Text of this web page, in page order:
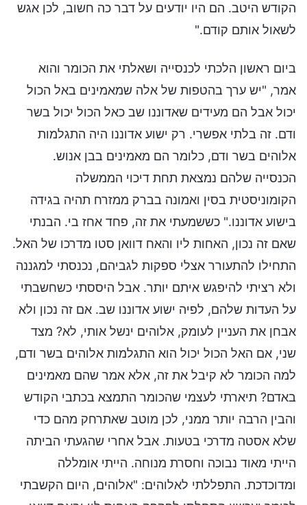
הקודש היטב. הם היו יודעים על דבר כה חשוב, לכן אגש
לשאול אותם קודם."
ביום ראשון הלכתי לכנסייה ושאלתי את הכומר והוא
אמר, "יש ערך בהטפות של אלה שמאמינים באל הכול
יכול אבל הם מעידים שאדוננו שב כאל הכול יכול בשר
ודם. זה בלתי אפשרי. רק ישוע אדוננו היה התגלמות
אלוהים בשר ודם, כלומר הם מאמינים בבן אנוש.
הכנסייה שלהם נמצאת תחת דיכוי הממשלה
הקומוניסטית בסין ואמונה בברק ממזרח תהיה בגידה
בישוע אדוננו." כששמעתי את זה, פחד אחז בי. הבנתי
שאם זה נכון, האחות ליו והאח דוואן סטו מדרכו של האל.
התחילו להתעורר אצלי ספקות לגביהם, נכנסתי למגננה
ולא רציתי להיפגש איתם יותר. אבל היססתי כשחשבתי
על העדות שלהם, לפיה ישוע אדוננו שב. אם זה נכון ולא
אבחן את העניין לעומק, אלוהים ינשל אותי, לא? מצד
שני, אם האל הכול יכול הוא התגלמות אלוהים בשר ודם,
למה הכומר לא קיבל את זה, אלא אמר שהם מאמינים
באדם? תיארתי לעצמי שהכומר התמצא בכתבי הקודש
והבין הרבה יותר ממני, לכן מוטב שאתרחק מהם כדי
שלא אסטה מדרכי בטעות. אבל אחרי שהגעתי הביתה
הייתי מאוד נבוכה וחסרת מנוחה. הייתי אומללה
ומדוכדכת. התפללתי לאלוהים: "אלוהים, היום הקשבתי